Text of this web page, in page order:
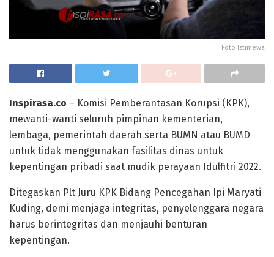
Foto Istimewa
Inspirasa.co – Komisi Pemberantasan Korupsi (KPK),
mewanti-wanti seluruh pimpinan kementerian,
lembaga, pemerintah daerah serta BUMN atau BUMD
untuk tidak menggunakan fasilitas dinas untuk
kepentingan pribadi saat mudik perayaan Idulfitri 2022.
Ditegaskan Plt Juru KPK Bidang Pencegahan Ipi Maryati
Kuding, demi menjaga integritas, penyelenggara negara
harus berintegritas dan menjauhi benturan
kepentingan.